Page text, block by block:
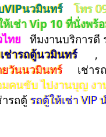
บVIPนวมินทร์โทร
ห้เช่า Vip 10 ที่นั่งพร้
ทย
ทีมงานบริการดี
ช่ารถตู้นวมินทร์
,
ยวันนวมินทร์
เช่าร
มคนขับ ไปงานบุญ งา
รถตู้รถตู้ให้เช่า VIP